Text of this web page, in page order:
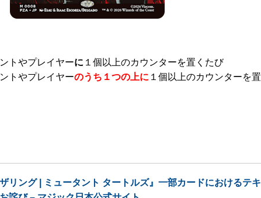
トやプレイヤーに １個以上のカウンターを置くたび
トやプレイヤーのうち１つの上に １個以上のカウンターを置
リング | ミュータント タートルズ』一部カードにおけるテキ